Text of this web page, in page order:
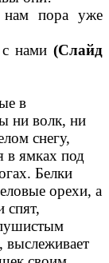
пора уже
нами (Слайд
в
ни волк, ни
снегу,
в ямках под
Белки
орехи, а
спят,